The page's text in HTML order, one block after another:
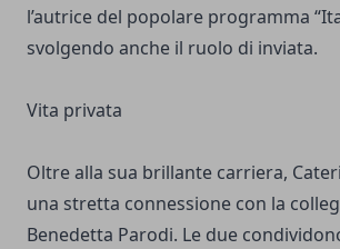
l’autrice del popolare programma
svolgendo anche il ruolo di inviata.
Vita privata
Oltre alla sua brillante carriera,
una stretta connessione con la
Benedetta Parodi. Le due